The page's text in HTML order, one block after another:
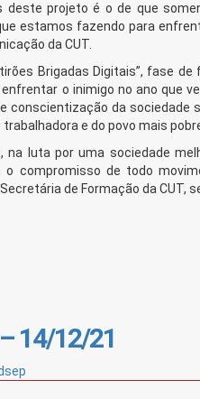
deste projeto é o de que
estamos fazendo para
da CUT.
Brigadas Digitais”, fase
o inimigo no ano que
conscientização da sociedade
e do povo mais
luta por uma sociedade
compromisso de todo
de Formação da CUT,
14/12/21